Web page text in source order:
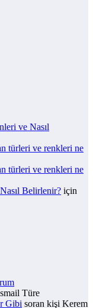
ve Nasıl
türleri ve renkleri ne
türleri ve renkleri ne
Belirlenir? için
Türe
Gibi soran kişi Kerem